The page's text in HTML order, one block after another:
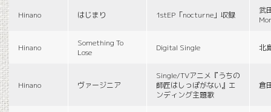
Hinano はじまり 1stEP「nocturne」収録
武
Hinano
Something To
Lose
Digital Single 北
Hinano ヴァージニア
Single/TVアニメ『うちの
師匠はしっぽがない』エ
ンディング主題歌
倉